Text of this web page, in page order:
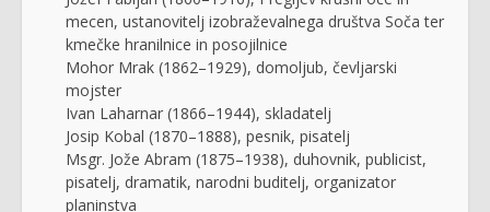
mecen, ustanovitelj izobraževalnega društva Soča ter
kmečke hranilnice in posojilnice
Mohor Mrak (1862–1929), domoljub, čevljarski
mojster
Ivan Laharnar (1866–1944), skladatelj
Josip Kobal (1870–1888), pesnik, pisatelj
Msgr. Jože Abram (1875–1938), duhovnik, publicist,
pisatelj, dramatik, narodni buditelj, organizator
planinstva